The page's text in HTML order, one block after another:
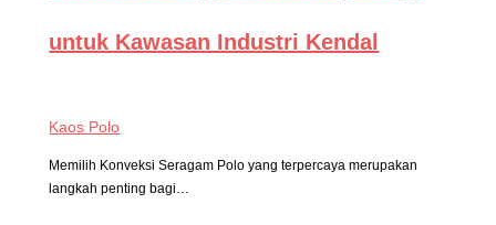
untuk Kawasan Industri Kendal
Kaos Polo
Memilih Konveksi Seragam Polo yang terpercaya merupakan
langkah penting bagi…